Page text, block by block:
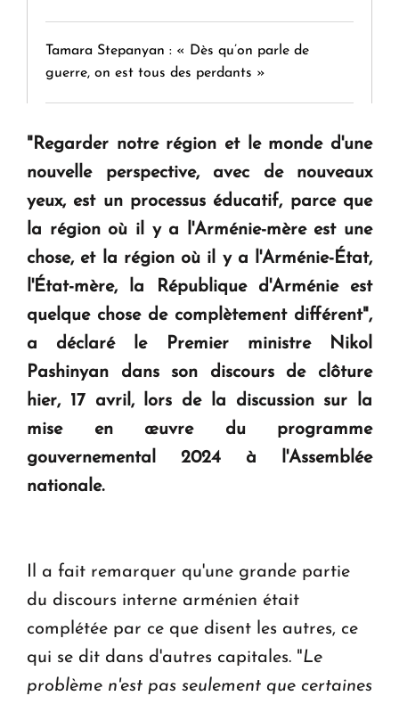
Tamara Stepanyan : « Dès qu’on parle de
guerre, on est tous des perdants »
" Tant qu'il n'existe pas d'alternative concrète, la
question d'un référendum ne se pose pas. "
KASA : 30 ans d'audace, de résilience et d'avenir
en Arménie
Le premier hôtel Hyatt Regency d'Arménie
ouvrira ses portes à Dilijan
"Regarder notre région et le monde d'une
nouvelle perspective, avec de nouveaux
yeux, est un processus éducatif, parce que
la région où il y a l'Arménie-mère est une
chose, et la région où il y a l'Arménie-État,
l'État-mère, la République d'Arménie est
quelque chose de complètement différent",
a déclaré le Premier ministre Nikol
Pashinyan dans son discours de clôture
hier, 17 avril, lors de la discussion sur la
mise en œuvre du programme
gouvernemental 2024 à l'Assemblée
nationale.
Il a fait remarquer qu'une grande partie
du discours interne arménien était
complétée par ce que disent les autres, ce
qui se dit dans d'autres capitales. "Le
problème n'est pas seulement que certaines